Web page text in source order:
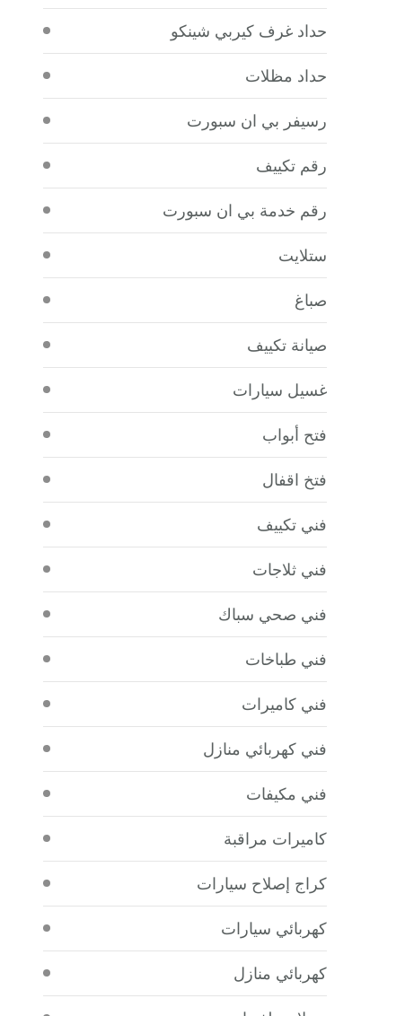
حداد غرف كيربي شينكو
حداد مظلات
رسيفر بي ان سبورت
رقم تكييف
رقم خدمة بي ان سبورت
ستلايت
صباغ
صيانة تكييف
غسيل سيارات
فتح أبواب
فتخ اقفال
فني تكييف
فني ثلاجات
فني صحي سباك
فني طباخات
فني كاميرات
فني كهربائي منازل
فني مكيفات
كاميرات مراقبة
كراج إصلاح سيارات
كهربائي سيارات
كهربائي منازل